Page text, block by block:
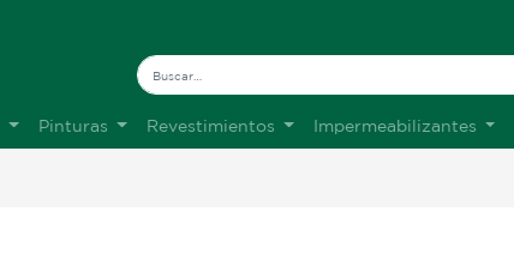
Pinturas Revestimientos Impermeabilizantes